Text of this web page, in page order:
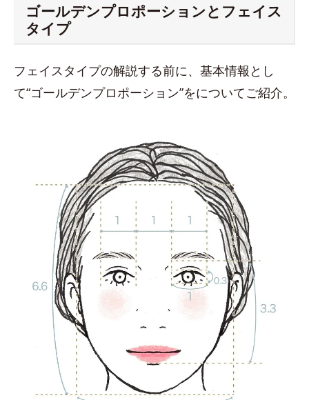
ゴールデンプロポーションとフェイス
タイプ
フェイスタイプの解説する前に、基本情報とし
て“ゴールデンプロポーション”をについてご紹介。